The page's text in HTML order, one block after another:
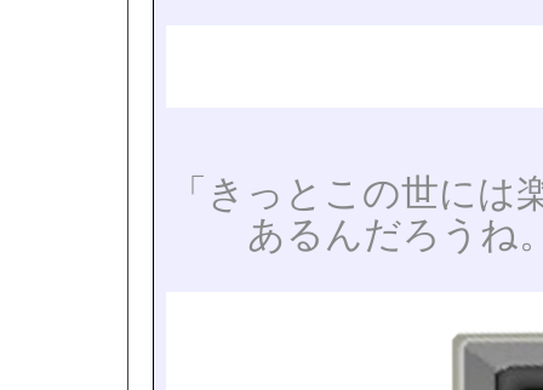
「きっとこの世に
あるんだろうね